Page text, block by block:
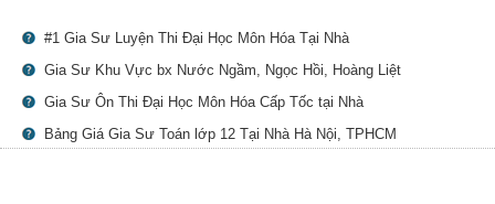
#1 Gia Sư Luyện Thi Đại Học Môn Hóa Tại Nhà
Gia Sư Khu Vực bx Nước Ngầm, Ngọc Hồi, Hoàng Liệt
Gia Sư Ôn Thi Đại Học Môn Hóa Cấp Tốc tại Nhà
Bảng Giá Gia Sư Toán lớp 12 Tại Nhà Hà Nội, TPHCM